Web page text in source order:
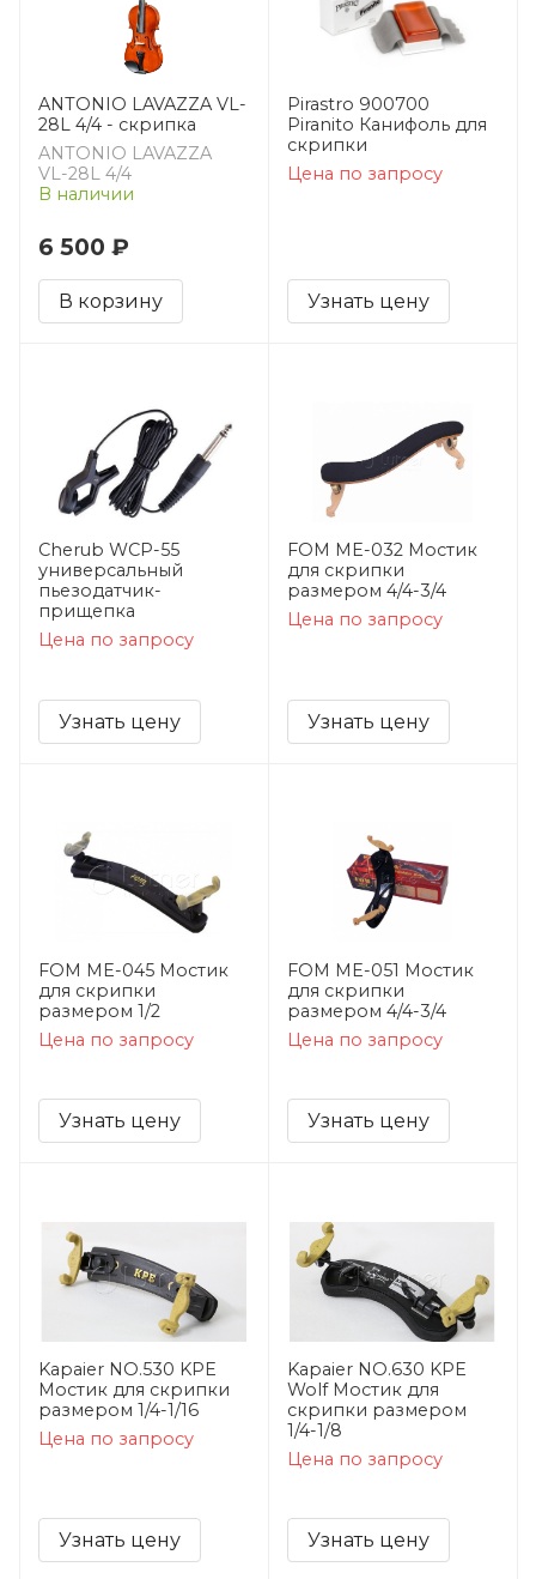
ANTONIO LAVAZZA VL-
28L 4/4 - скрипка
ANTONIO LAVAZZA
VL-28L 4/4
В наличии
6 500 ₽
В корзину
Pirastro 900700
Piranito Канифоль для
скрипки
Цена по запросу
Узнать цену
Cherub WCP-55
универсальный
пьезодатчик-
прищепка
Цена по запросу
Узнать цену
FOM ME-032 Мостик
для скрипки
размером 4/4-3/4
Цена по запросу
Узнать цену
FOM ME-045 Мостик
для скрипки
размером 1/2
Цена по запросу
Узнать цену
FOM ME-051 Мостик
для скрипки
размером 4/4-3/4
Цена по запросу
Узнать цену
Kapaier NO.530 KPE
Мостик для скрипки
размером 1/4-1/16
Цена по запросу
Узнать цену
Kapaier NO.630 KPE
Wolf Мостик для
скрипки размером
1/4-1/8
Цена по запросу
Узнать цену